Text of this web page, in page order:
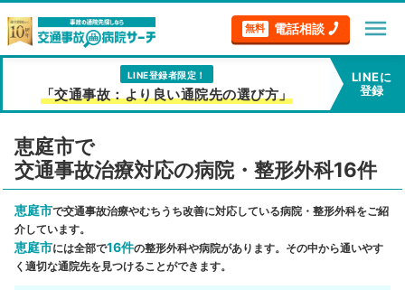
無料 電話相談 menu
LINE登録者限定！
「交通事故：より良い通院先の選び方」
LINEに
登録
恵庭市で
交通事故治療対応の病院・整形外科16件
恵庭市で交通事故治療やむちうち改善に対応している病院・整形外科をご紹
介しています。
恵庭市には全部で16件の整形外科や病院があります。その中から通いやす
く適切な通院先を見つけることができます。